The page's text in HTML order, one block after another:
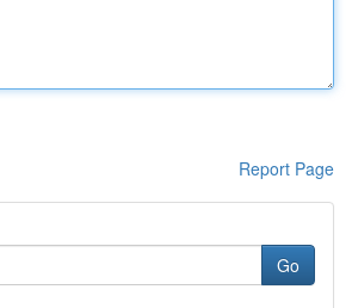
Report Page
Go